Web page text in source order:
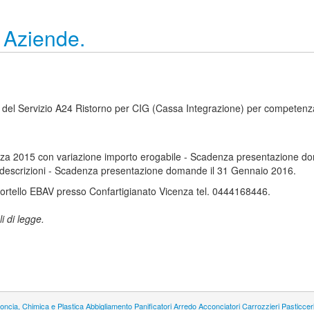
Servizio A24 Ristorno per CIG (Cassa Integrazione) per
2015 con variazione importo erogabile - Scadenza presentazione
- Scadenza presentazione domande il 31 Gennaio 2016.
EBAV presso Confartigianato Vicenza tel. 0444168446.
di legge.
Chimica e PlasticaAbbigliamento PanificatoriArredoAcconciatoriCarrozzieri